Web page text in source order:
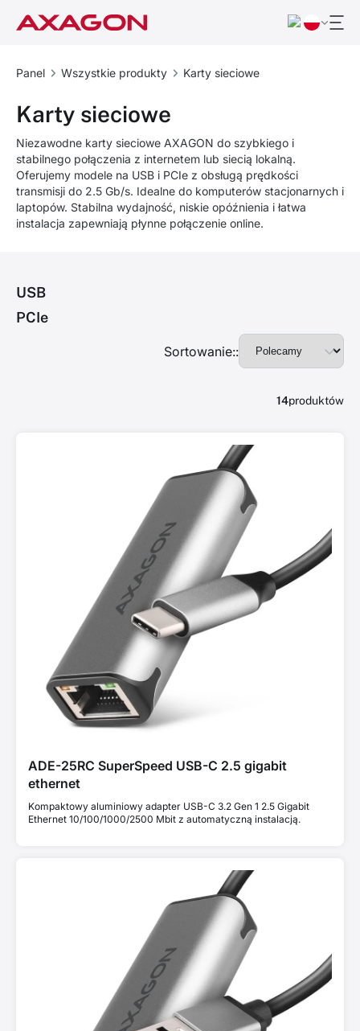
Panel Wszystkie produkty Karty sieciowe
Karty sieciowe
Niezawodne karty sieciowe AXAGON do szybkiego i
stabilnego połączenia z internetem lub siecią lokalną.
Oferujemy modele na USB i PCIe z obsługą prędkości
transmisji do 2.5 Gb/s. Idealne do komputerów stacjonarnych i
laptopów. Stabilna wydajność, niskie opóźnienia i łatwa
instalacja zapewniają płynne połączenie online.
USB
PCIe
Sortowanie::
14produktów
ADE-25RC SuperSpeed USB-C 2.5 gigabit
ethernet
Kompaktowy aluminiowy adapter USB-C 3.2 Gen 1 2.5 Gigabit
Ethernet 10/100/1000/2500 Mbit z automatyczną instalacją.